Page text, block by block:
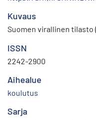
Kuvaus
Suomen virallinen tilasto
ISSN
2242-2900
Aihealue
koulutus
Sarja